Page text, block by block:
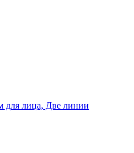
лица, Две линии